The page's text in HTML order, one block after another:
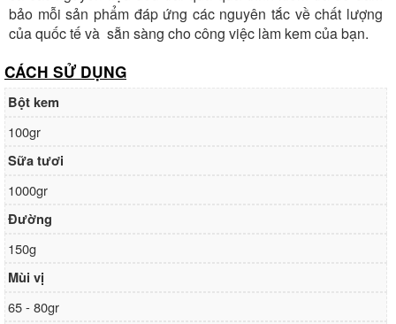
Số TK:
1986 883 888
bảo mỗi sản phẩm đáp ứng các nguyên tắc về chất lượng
của quốc tế và sẵn sàng cho công việc làm kem của bạn.
CÁCH SỬ DỤNG
Bột kem
100gr
Sữa tươi
1000gr
Đường
150g
Mùi vị
65 - 80gr